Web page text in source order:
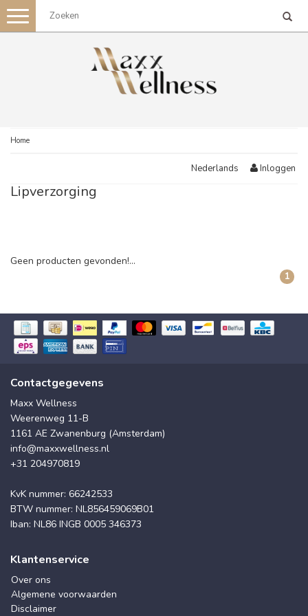
Toggle
navigation
Home
Nederlands Inloggen
Lipverzorging
Geen producten gevonden!...
1
Contactgegevens
Maxx Wellness
Weerenweg 11-B
1161 AE Zwanenburg (Amsterdam)
info@maxxwellness.nl
+31 204970819
KvK nummer: 66242533
BTW nummer: NL856459069B01
Iban: NL86 INGB 0005 346373
Klantenservice
Over ons
Algemene voorwaarden
Disclaimer